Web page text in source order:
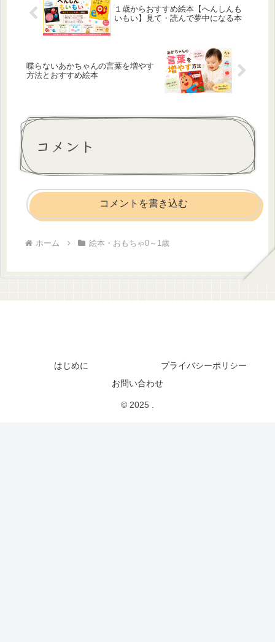
１歳からおすすめ絵本【へんしんも
いもい】見て・読んで夢中になる本
喋らないあかちゃんの言葉を増やす
方法とおすすめ絵本
コメント
コメントを書き込む
ホーム 絵本・おもちゃ0～1歳
はじめに
プライバシーポリシー
お問い合わせ
© 2025 .